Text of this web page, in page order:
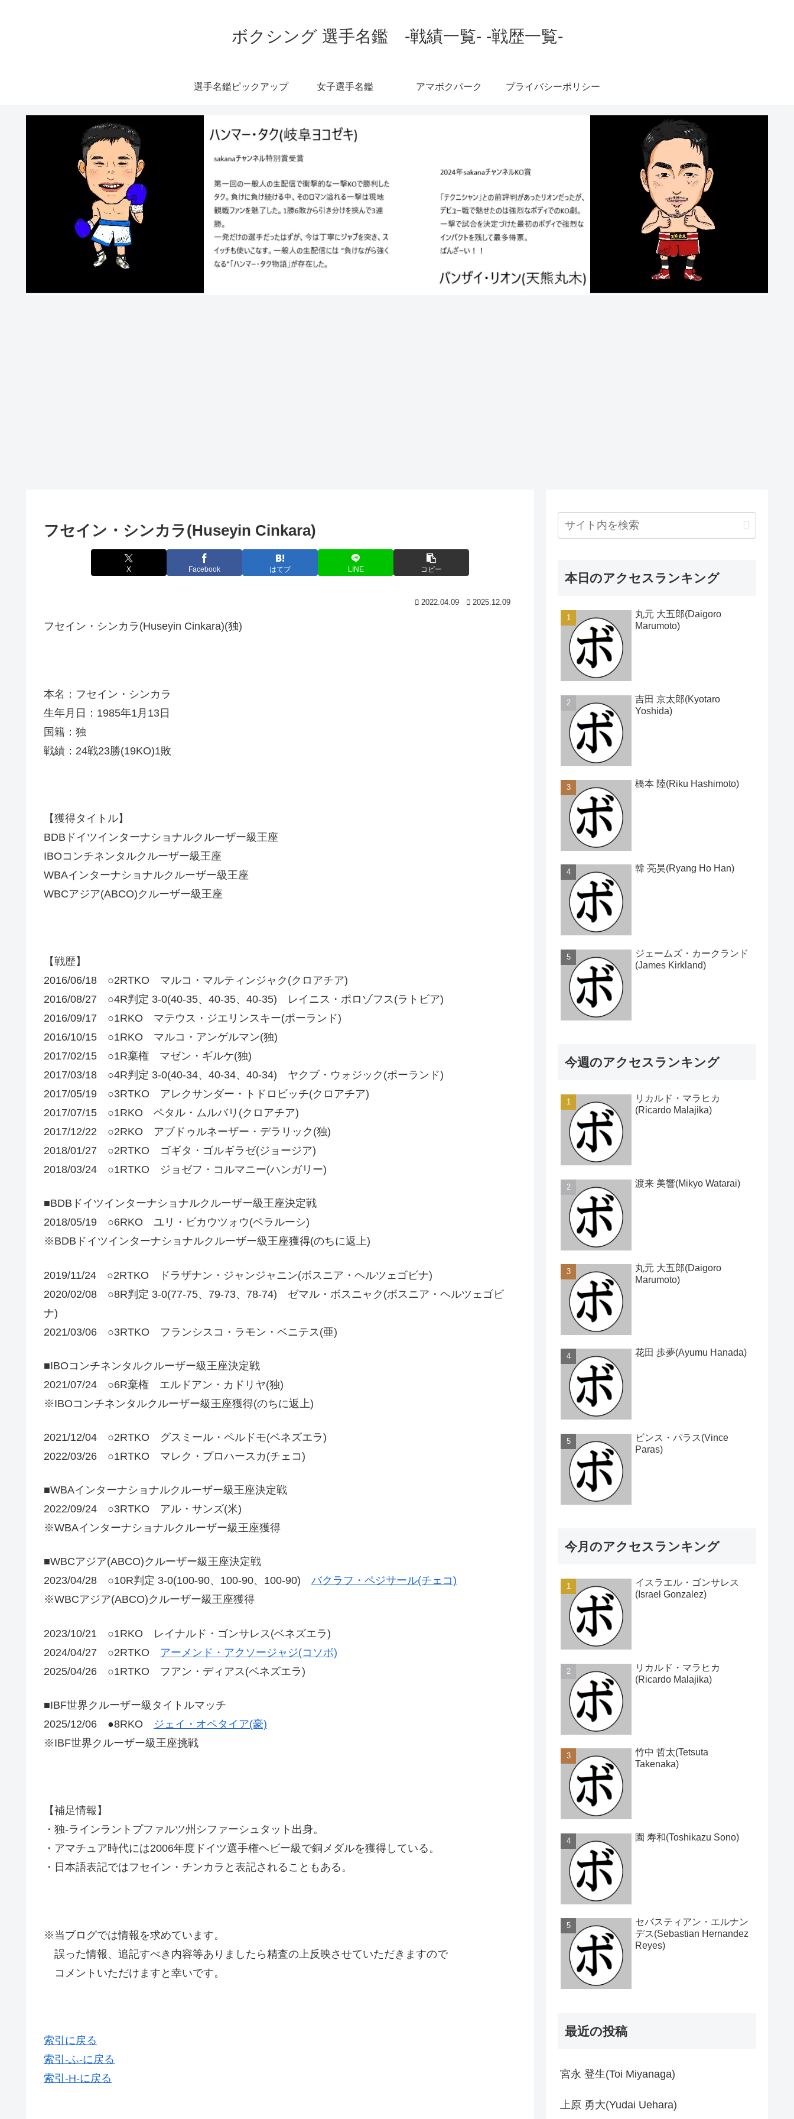
ボクシング 選手名鑑 -戦績一覧- -戦歴一覧-
選手名鑑ピックアップ 女子選手名鑑 アマボクパーク プライバシーポリシー
フセイン・シンカラ(Huseyin Cinkara)
X Facebook はてブ LINE コピー
2022.04.09 2025.12.09
フセイン・シンカラ(Huseyin Cinkara)(独)
本名：フセイン・シンカラ
生年月日：1985年1月13日
国籍：独
戦績：24戦23勝(19KO)1敗
【獲得タイトル】
BDBドイツインターナショナルクルーザー級王座
IBOコンチネンタルクルーザー級王座
WBAインターナショナルクルーザー級王座
WBCアジア(ABCO)クルーザー級王座
【戦歴】
2016/06/18 ○2RTKO マルコ・マルティンジャク(クロアチア)
2016/08/27 ○4R判定 3-0(40-35、40-35、40-35) レイニス・ポロゾフス(ラトビア)
2016/09/17 ○1RKO マテウス・ジエリンスキー(ポーランド)
2016/10/15 ○1RKO マルコ・アンゲルマン(独)
2017/02/15 ○1R棄権 マゼン・ギルケ(独)
2017/03/18 ○4R判定 3-0(40-34、40-34、40-34) ヤクブ・ウォジック(ポーランド)
2017/05/19 ○3RTKO アレクサンダー・トドロビッチ(クロアチア)
2017/07/15 ○1RKO ペタル・ムルバリ(クロアチア)
2017/12/22 ○2RKO アブドゥルネーザー・デラリック(独)
2018/01/27 ○2RTKO ゴギタ・ゴルギラゼ(ジョージア)
2018/03/24 ○1RTKO ジョゼフ・コルマニー(ハンガリー)
■BDBドイツインターナショナルクルーザー級王座決定戦
2018/05/19 ○6RKO ユリ・ビカウツォウ(ベラルーシ)
※BDBドイツインターナショナルクルーザー級王座獲得(のちに返上)
2019/11/24 ○2RTKO ドラザナン・ジャンジャニン(ボスニア・ヘルツェゴビナ)
2020/02/08 ○8R判定 3-0(77-75、79-73、78-74) ゼマル・ボスニャク(ボスニア・ヘルツェゴビ
ナ)
2021/03/06 ○3RTKO フランシスコ・ラモン・ベニテス(亜)
■IBOコンチネンタルクルーザー級王座決定戦
2021/07/24 ○6R棄権 エルドアン・カドリヤ(独)
※IBOコンチネンタルクルーザー級王座獲得(のちに返上)
2021/12/04 ○2RTKO グスミール・ペルドモ(ベネズエラ)
2022/03/26 ○1RTKO マレク・プロハースカ(チェコ)
■WBAインターナショナルクルーザー級王座決定戦
2022/09/24 ○3RTKO アル・サンズ(米)
※WBAインターナショナルクルーザー級王座獲得
■WBCアジア(ABCO)クルーザー級王座決定戦
2023/04/28 ○10R判定 3-0(100-90、100-90、100-90) バクラフ・ペジサール(チェコ)
※WBCアジア(ABCO)クルーザー級王座獲得
2023/10/21 ○1RKO レイナルド・ゴンサレス(ベネズエラ)
2024/04/27 ○2RTKO アーメンド・アクソージャジ(コソボ)
2025/04/26 ○1RTKO フアン・ディアス(ベネズエラ)
■IBF世界クルーザー級タイトルマッチ
2025/12/06 ●8RKO ジェイ・オペタイア(豪)
※IBF世界クルーザー級王座挑戦
【補足情報】
・独-ラインラントプファルツ州シファーシュタット出身。
・アマチュア時代には2006年度ドイツ選手権ヘビー級で銅メダルを獲得している。
・日本語表記ではフセイン・チンカラと表記されることもある。
※当ブログでは情報を求めています。
誤った情報、追記すべき内容等ありましたら精査の上反映させていただきますので
コメントいただけますと幸いです。
索引に戻る
索引-ふ-に戻る
索引-H-に戻る
本日のアクセスランキング
丸元 大五郎(Daigoro
Marumoto)
吉田 京太郎(Kyotaro
Yoshida)
橋本 陸(Riku Hashimoto)
韓 亮昊(Ryang Ho Han)
ジェームズ・カークランド
(James Kirkland)
今週のアクセスランキング
リカルド・マラヒカ
(Ricardo Malajika)
渡来 美響(Mikyo Watarai)
丸元 大五郎(Daigoro
Marumoto)
花田 歩夢(Ayumu Hanada)
ビンス・パラス(Vince
Paras)
今月のアクセスランキング
イスラエル・ゴンサレス
(Israel Gonzalez)
リカルド・マラヒカ
(Ricardo Malajika)
竹中 哲太(Tetsuta
Takenaka)
園 寿和(Toshikazu Sono)
セバスティアン・エルナン
デス(Sebastian Hernandez
Reyes)
最近の投稿
宮永 登生(Toi Miyanaga)
上原 勇大(Yudai Uehara)